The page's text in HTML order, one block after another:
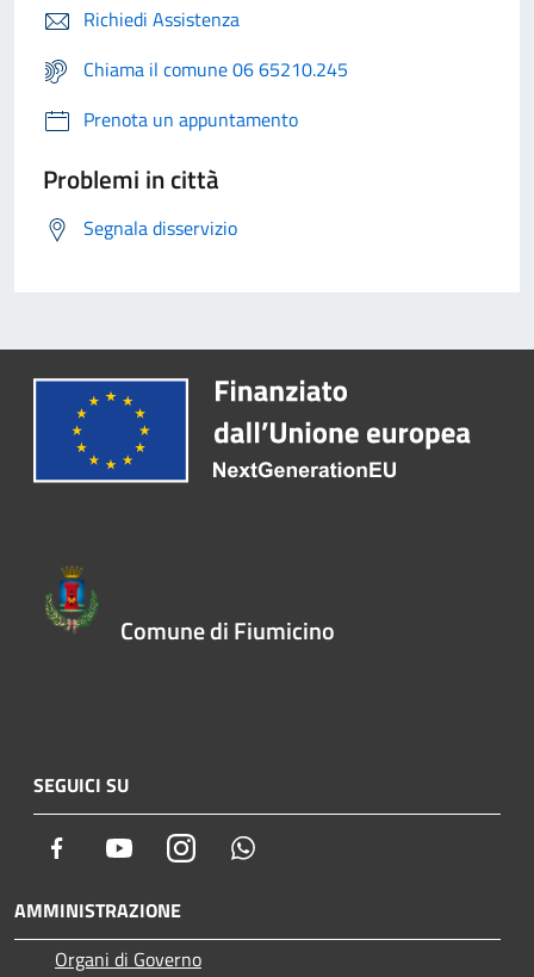
Richiedi Assistenza
Chiama il comune 06 65210.245
Prenota un appuntamento
Problemi in città
Segnala disservizio
Comune di Fiumicino
SEGUICI SU
Facebook YoutubeInstagram
AMMINISTRAZIONE
Organi di Governo